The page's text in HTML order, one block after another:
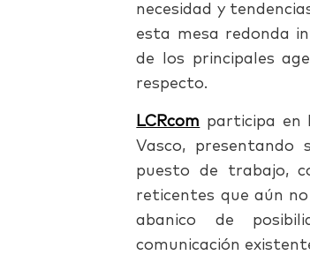
necesidad y
esta mesa redonda
de los principales
respecto.
LCRcom participa en
Vasco, presentando
puesto de trabajo,
reticentes que aún
abanico de
comunicación